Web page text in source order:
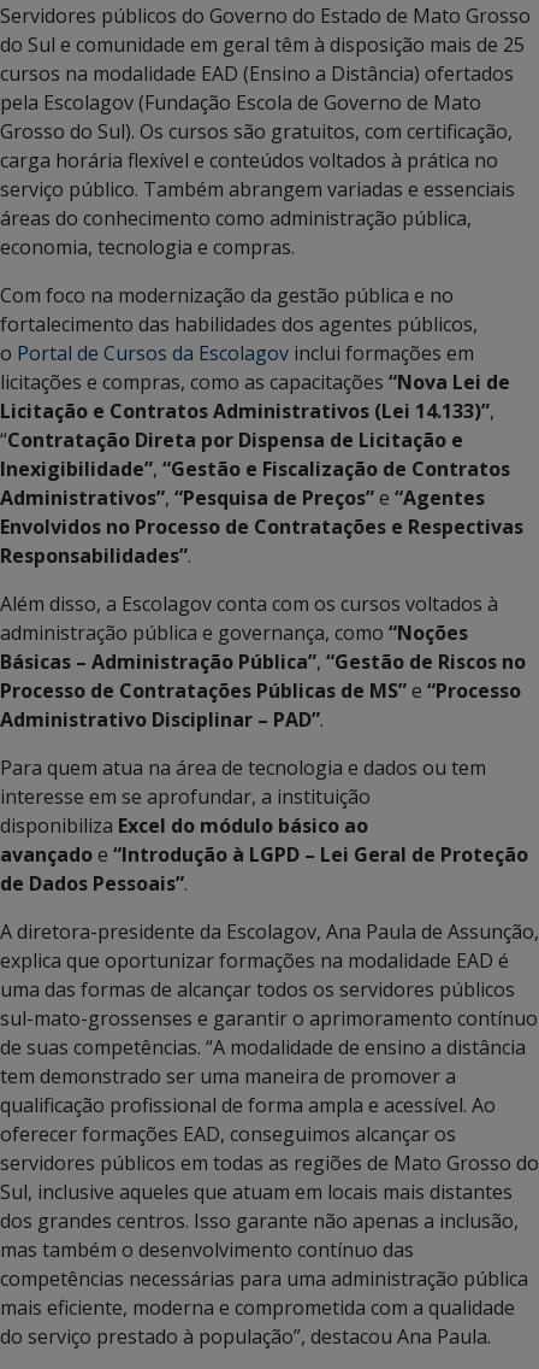
Servidores públicos do Governo do Estado de Mato Grosso
do Sul e comunidade em geral têm à disposição mais de 25
cursos na modalidade EAD (Ensino a Distância) ofertados
pela Escolagov (Fundação Escola de Governo de Mato
Grosso do Sul). Os cursos são gratuitos, com certificação,
carga horária flexível e conteúdos voltados à prática no
serviço público. Também abrangem variadas e essenciais
áreas do conhecimento como administração pública,
economia, tecnologia e compras.
Com foco na modernização da gestão pública e no
fortalecimento das habilidades dos agentes públicos,
o Portal de Cursos da Escolagov inclui formações em
licitações e compras, como as capacitações “Nova Lei de
Licitação e Contratos Administrativos (Lei 14.133)”,
“Contratação Direta por Dispensa de Licitação e
Inexigibilidade”, “Gestão e Fiscalização de Contratos
Administrativos”, “Pesquisa de Preços”e “Agentes
Envolvidos no Processo de Contratações e Respectivas
Responsabilidades”.
Além disso, a Escolagov conta com os cursos voltados à
administração pública e governança, como “Noções
Básicas – Administração Pública”, “Gestão de Riscos no
Processo de Contratações Públicas de MS”e “Processo
Administrativo Disciplinar – PAD”.
Para quem atua na área de tecnologia e dados ou tem
interesse em se aprofundar, a instituição
disponibiliza Excel do módulo básico ao
avançadoe “Introdução à LGPD – Lei Geral de Proteção
de Dados Pessoais”.
A diretora-presidente da Escolagov, Ana Paula de Assunção,
explica que oportunizar formações na modalidade EAD é
uma das formas de alcançar todos os servidores públicos
sul-mato-grossenses e garantir o aprimoramento contínuo
de suas competências. “A modalidade de ensino a distância
tem demonstrado ser uma maneira de promover a
qualificação profissional de forma ampla e acessível. Ao
oferecer formações EAD, conseguimos alcançar os
servidores públicos em todas as regiões de Mato Grosso do
Sul, inclusive aqueles que atuam em locais mais distantes
dos grandes centros. Isso garante não apenas a inclusão,
mas também o desenvolvimento contínuo das
competências necessárias para uma administração pública
mais eficiente, moderna e comprometida com a qualidade
do serviço prestado à população”, destacou Ana Paula.